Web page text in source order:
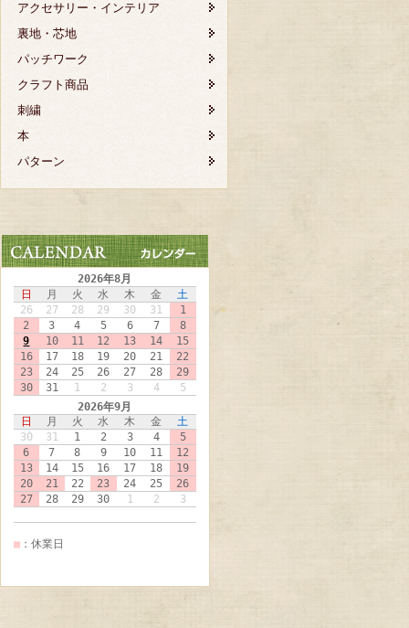
アクセサリー・インテリア
裏地・芯地
パッチワーク
クラフト商品
刺繍
本
パターン